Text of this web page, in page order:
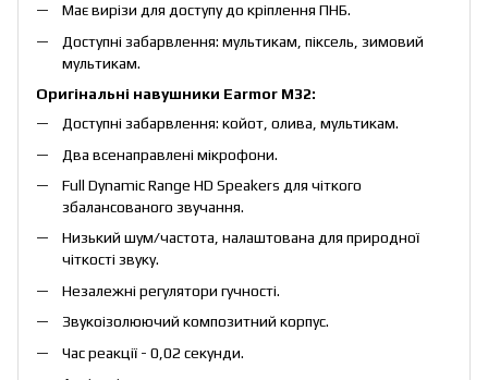
Має вирізи для доступу до кріплення ПНБ.
Доступні забарвлення: мультикам, піксель, зимовий
мультикам.
Оригінальні навушники Earmor M32:
Доступні забарвлення: койот, олива, мультикам.
Два всенаправлені мікрофони.
Full Dynamic Range HD Speakers для чіткого
збалансованого звучання.
Низький шум/частота, налаштована для природної
чіткості звуку.
Незалежні регулятори гучності.
Звукоізолюючий композитний корпус.
Час реакції - 0,02 секунди.